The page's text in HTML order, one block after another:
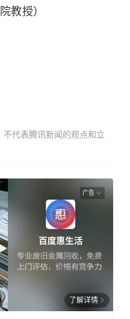
教授）
代表腾讯新闻的观点和立
广告
了解详情